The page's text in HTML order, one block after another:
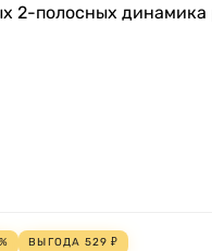
2-полосных динамика
ВЫГОДА 529 ₽